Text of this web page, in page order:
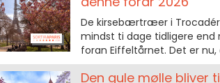
De kirsebærtræer i
mindst ti dage tidligere end
foran Eiffeltårnet. Det er
Den gule mølle bliver